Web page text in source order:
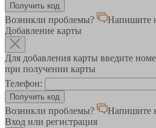
Возникли проблемы?
Напишите
Добавление карты
Для добавления карты введите
при получении карты
Телефон:
Возникли проблемы?
Напишите
Вход или регистрация